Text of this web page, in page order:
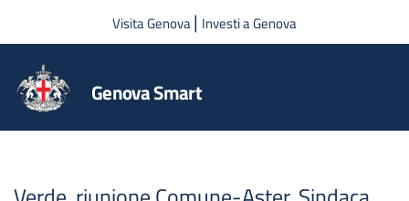
Salta al contenuto principale
Visita Genova| Investi a Genova
Genova Smart